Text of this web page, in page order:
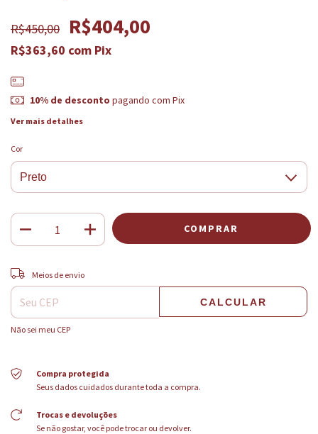
R$450,00 R$404,00
R$363,60 com Pix
10% de desconto pagando com Pix
Ver mais detalhes
Cor
Entregas para o CEP:
Meios de envio
CALCULAR
Não sei meu CEP
Compra protegida
Seus dados cuidados durante toda a compra.
Trocas e devoluções
Se não gostar, você pode trocar ou devolver.